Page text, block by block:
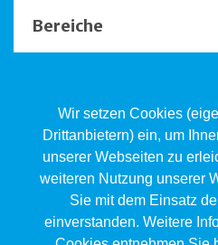
Wir setzen Cookies
Drittanbietern) ein, um
unserer Webseiten zu
weiteren Nutzung unserer
Sie mit dem Einsatz
einverstanden. Weitere
Bereiche
Kind.Jugend.Familie KJF
Poststrasse 2, Postfach, 4410
061 551 17 77
kjf@jsw.swiss